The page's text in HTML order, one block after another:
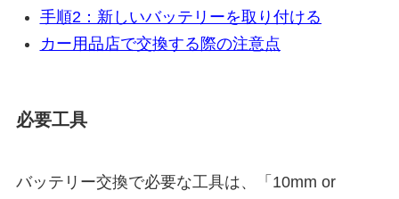
手順2：新しいバッテリーを取り付ける
カー用品店で交換する際の注意点
必要工具
バッテリー交換で必要な工具は、「10mm or